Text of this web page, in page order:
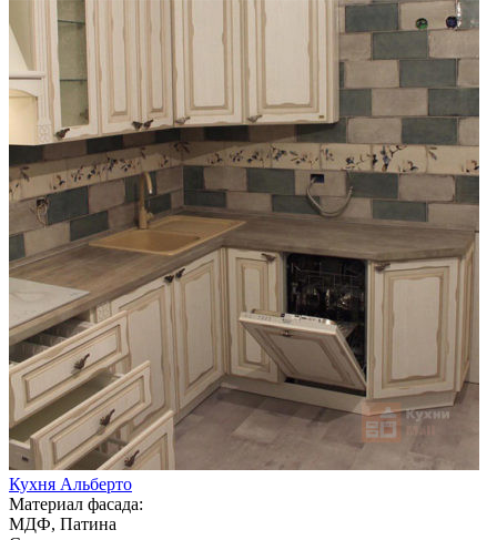
Кухня Альберто
Материал фасада:
МДФ, Патина